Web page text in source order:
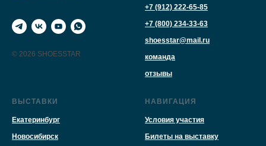
© 2026 SHOESSTAR
+7 (912) 222-65-85
+7 (800) 234-33-63
shoesstar@mail.ru
команда
отзывы
ВЫСТАВКИ
Екатеринбург
Новосибирск
НАВИГАЦИЯ
Условия участия
Билеты на выставку